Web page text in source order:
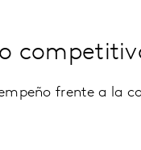
frente a la